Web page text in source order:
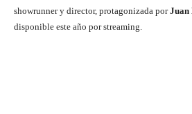
showrunner y director, protagonizada porJuan
disponible este año por streaming.